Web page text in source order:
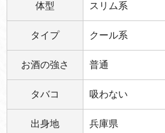
体型 スリム系
タイプ クール系
お酒の強さ 普通
タバコ 吸わない
出身地 兵庫県